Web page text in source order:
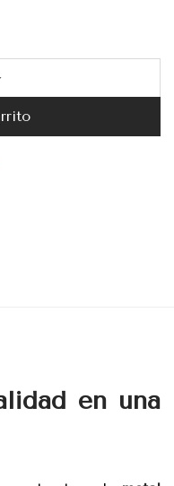
en una